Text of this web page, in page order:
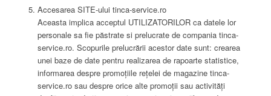
Accesarea SITE-ului tinca-service.ro
Aceasta implica acceptul UTILIZATORILOR ca datele lor
personale sa fie păstrate si prelucrate de compania tinca-
service.ro. Scopurile prelucrării acestor date sunt: crearea
unei baze de date pentru realizarea de rapoarte statistice,
informarea despre promoțiile rețelei de magazine tinca-
service.ro sau despre orice alte promoții sau activități